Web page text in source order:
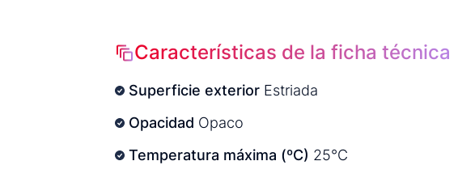
Características de la ficha técnica
Superficie exterior Estriada
Opacidad Opaco
Temperatura máxima (ºC) 25°C